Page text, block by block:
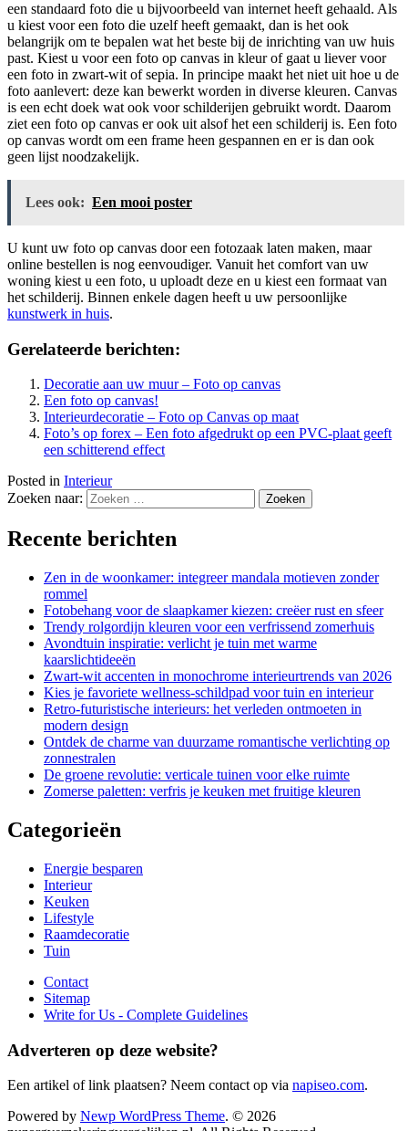
een standaard foto die u bijvoorbeeld van internet heeft gehaald. Als
u kiest voor een foto die uzelf heeft gemaakt, dan is het ook
belangrijk om te bepalen wat het beste bij de inrichting van uw huis
past. Kiest u voor een foto op canvas in kleur of gaat u liever voor
een foto in zwart-wit of sepia. In principe maakt het niet uit hoe u de
foto aanlevert: deze kan bewerkt worden in diverse kleuren. Canvas
is een echt doek wat ook voor schilderijen gebruikt wordt. Daarom
ziet een foto op canvas er ook uit alsof het een schilderij is. Een foto
op canvas wordt om een frame heen gespannen en er is dan ook
geen lijst noodzakelijk.
Lees ook: Een mooi poster
U kunt uw foto op canvas door een fotozaak laten maken, maar
online bestellen is nog eenvoudiger. Vanuit het comfort van uw
woning kiest u een foto, u uploadt deze en u kiest een formaat van
het schilderij. Binnen enkele dagen heeft u uw persoonlijke
kunstwerk in huis.
Gerelateerde berichten:
Decoratie aan uw muur – Foto op canvas
Een foto op canvas!
Interieurdecoratie – Foto op Canvas op maat
Foto’s op forex – Een foto afgedrukt op een PVC-plaat geeft
een schitterend effect
Posted in Interieur
Zoeken naar:
Recente berichten
Zen in de woonkamer: integreer mandala motieven zonder
rommel
Fotobehang voor de slaapkamer kiezen: creëer rust en sfeer
Trendy rolgordijn kleuren voor een verfrissend zomerhuis
Avondtuin inspiratie: verlicht je tuin met warme
kaarslichtideeën
Zwart-wit accenten in monochrome interieurtrends van 2026
Kies je favoriete wellness-schildpad voor tuin en interieur
Retro-futuristische interieurs: het verleden ontmoeten in
modern design
Ontdek de charme van duurzame romantische verlichting op
zonnestralen
De groene revolutie: verticale tuinen voor elke ruimte
Zomerse paletten: verfris je keuken met fruitige kleuren
Categorieën
Energie besparen
Interieur
Keuken
Lifestyle
Raamdecoratie
Tuin
Contact
Sitemap
Write for Us - Complete Guidelines
Adverteren op deze website?
Een artikel of link plaatsen? Neem contact op via napiseo.com.
Powered by Newp WordPress Theme. © 2026